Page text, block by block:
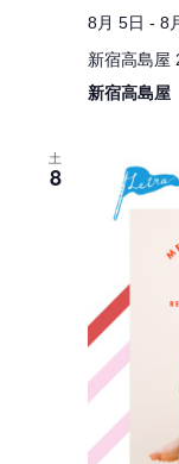
8月 5日 - 8
新宿高島屋
新宿高島屋
土
8